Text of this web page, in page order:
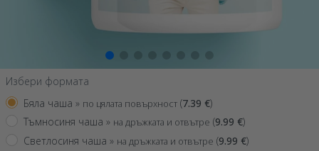
Избери формата
Бяла чаша » по цялата повърхност (7.39 €)
Тъмносиня чаша » на дръжката и отвътре (9.99 €)
Светлосиня чаша » на дръжката и отвътре (9.99 €)